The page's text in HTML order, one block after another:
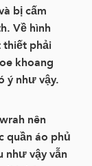
bị cấm
Về hình
thiết phải
khoang
ý như vậy.
nên
quần áo phủ
như vậy vẫn